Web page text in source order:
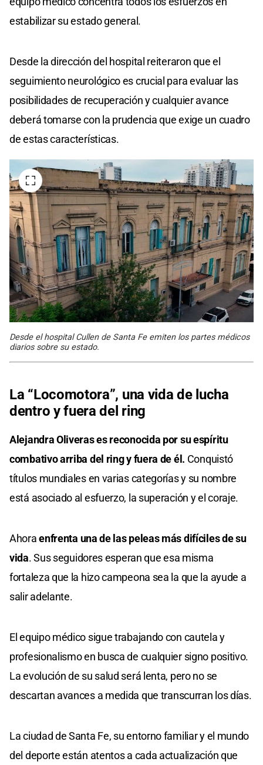
estabilizar su estado general.
Desde la dirección del hospital reiteraron que el
seguimiento neurológico es crucial para evaluar las
posibilidades de recuperación y cualquier avance
deberá tomarse con la prudencia que exige un cuadro
de estas características.
Desde el hospital Cullen de Santa Fe emiten los partes médicos
diarios sobre su estado.
La “Locomotora”, una vida de lucha
dentro y fuera del ring
Alejandra Oliveras es reconocida por su espíritu
combativo arriba del ring y fuera de él. Conquistó
títulos mundiales en varias categorías y su nombre
está asociado al esfuerzo, la superación y el coraje.
Ahoraenfrenta una de las peleas más difíciles de su
vida. Sus seguidores esperan que esa misma
fortaleza que la hizo campeona sea la que la ayude a
salir adelante.
El equipo médico sigue trabajando con cautela y
profesionalismo en busca de cualquier signo positivo.
La evolución de su salud será lenta, pero no se
descartan avances a medida que transcurran los días.
La ciudad de Santa Fe, su entorno familiar y el mundo
del deporte están atentos a cada actualización que